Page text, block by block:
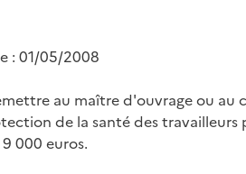
: 01/05/2008
au maître d'ouvrage ou au
de la santé des travailleurs
000 euros.